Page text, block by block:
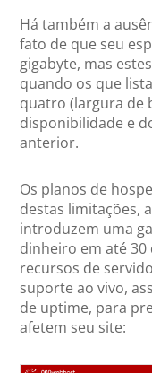
Há também a
fato de que seu
gigabyte, mas
quando os que
quatro (largura de
disponibilidade e
anterior.
Os planos de
destas limitações,
introduzem uma
dinheiro em até
recursos de
suporte ao vivo,
de uptime, para
afetem seu site: